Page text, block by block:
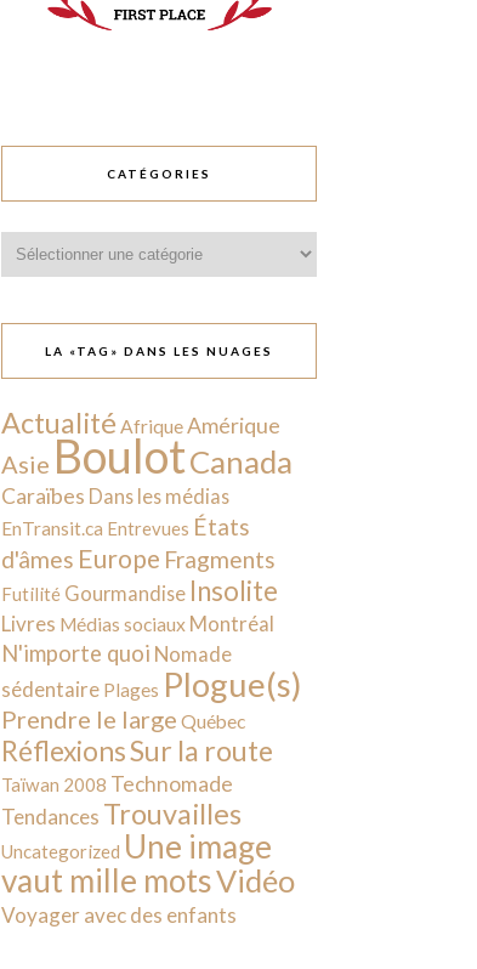
CATÉGORIES
LA «TAG» DANS LES NUAGES
Actualité AfriqueAmérique
Asie BoulotCanada
Caraïbes Dans les médias
EnTransit.ca Entrevues États
d'âmes Europe Fragments
Futilité Gourmandise Insolite
Livres Médias sociaux Montréal
N'importe quoi Nomade
sédentaire Plages Plogue(s)
Prendre le large Québec
RéflexionsSur la route
Taïwan 2008 Technomade
Tendances Trouvailles
Uncategorized Une image
vaut mille motsVidéo
Voyager avec des enfants